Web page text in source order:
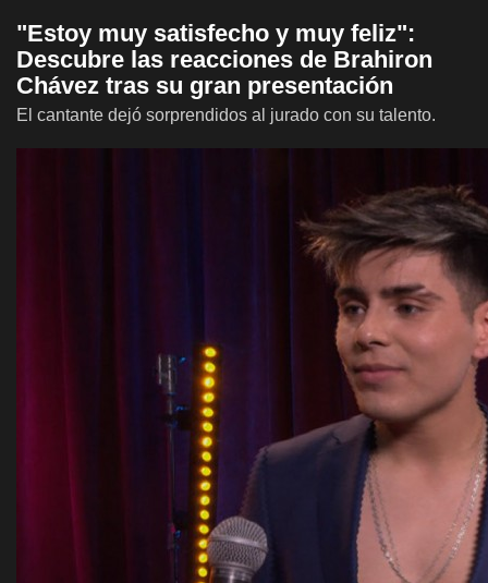
"Estoy muy satisfecho y muy feliz":
Descubre las reacciones de Brahiron
Chávez tras su gran presentación
El cantante dejó sorprendidos al jurado con su talento.